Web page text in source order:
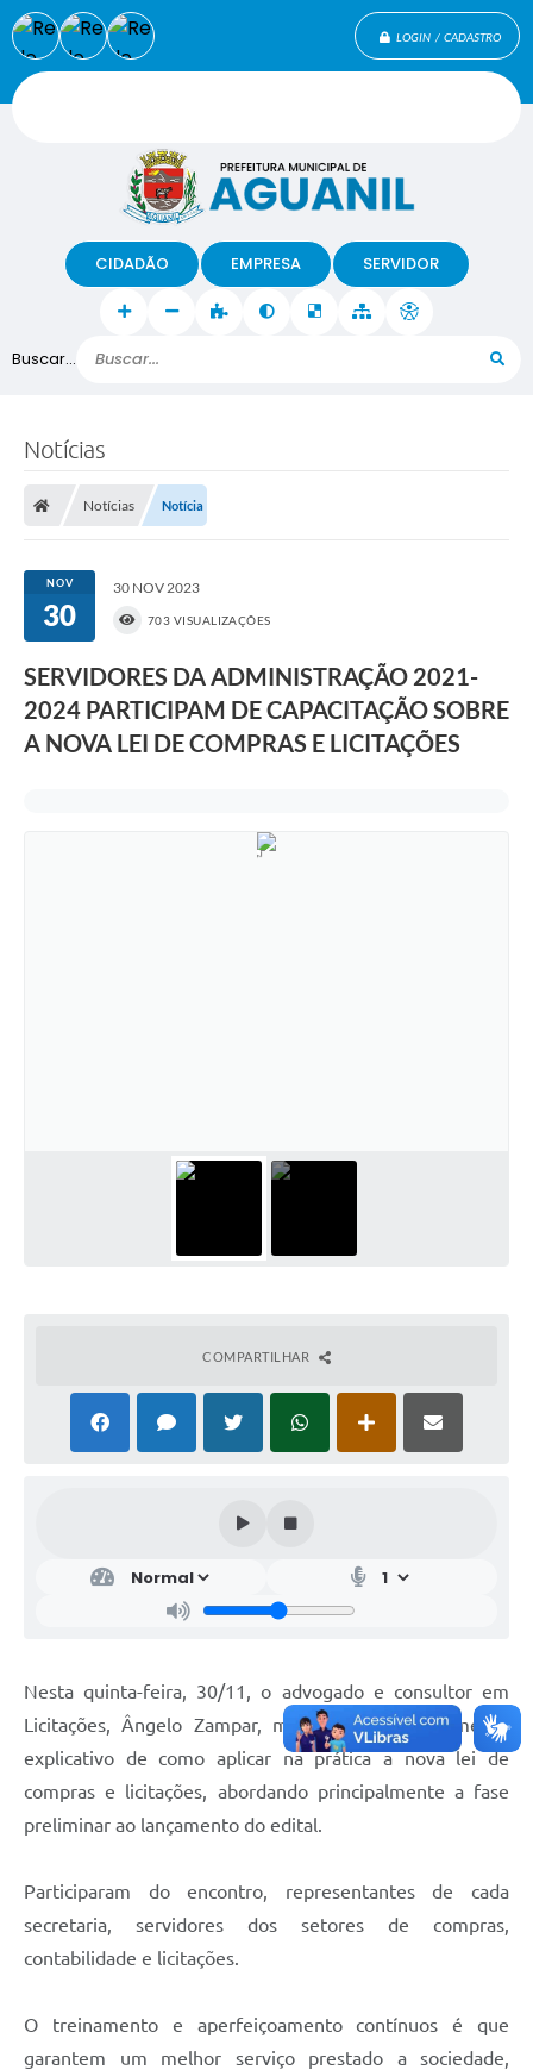
LOGIN / CADASTRO
Buscar...
CIDADÃO EMPRESA SERVIDOR
Notícias
Notícias Notícia
NOV
30
30 NOV 2023
703 VISUALIZAÇÕES
SERVIDORES DA ADMINISTRAÇÃO 2021-
2024 PARTICIPAM DE CAPACITAÇÃO SOBRE
A NOVA LEI DE COMPRAS E LICITAÇÕES
COMPARTILHAR
Nesta quinta-feira, 30/11, o advogado e consultor em
Licitações, Ângelo Zampar, ministrou um treinamento
explicativo de como aplicar na prática a nova lei de
compras e licitações, abordando principalmente a fase
preliminar ao lançamento do edital.
Participaram do encontro, representantes de cada
secretaria, servidores dos setores de compras,
contabilidade e licitações.
O treinamento e aperfeiçoamento contínuos é que
garantem um melhor serviço prestado a sociedade,